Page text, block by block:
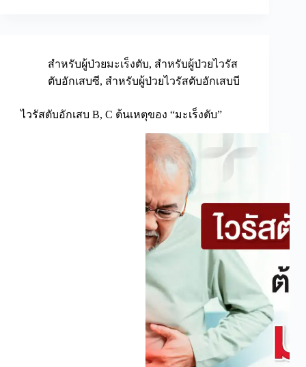
สำหรับผู้ป่วยมะเร็งตับ, สำหรับผู้ป่วยไวรัส
ตับอักเสบซี, สำหรับผู้ป่วยไวรัสตับอักเสบบี
ไวรัสตับอักเสบ B, C ต้นเหตุของ “มะเร็งตับ”